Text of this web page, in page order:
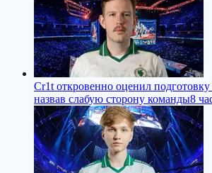
Cr1t откровенно оценил подготовку
назвав слабую сторону команды8